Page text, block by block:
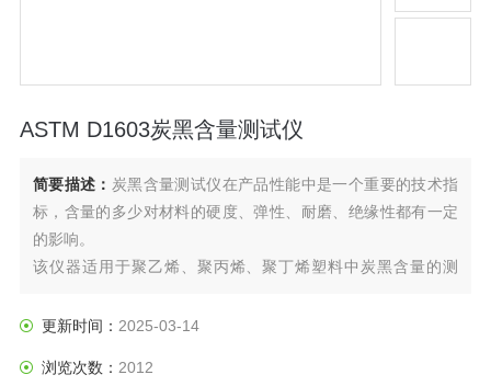
ASTM D1603炭黑含量测试仪
简要描述： 炭黑含量测试仪在产品性能中是一个重要的技术指
标，含量的多少对材料的硬度、弹性、耐磨、绝缘性都有一定
的影响。
该仪器适用于聚乙烯、聚丙烯、聚丁烯塑料中炭黑含量的测
炭黑的测试是通过试样在氮气保护下，高温分解后的重量分析
该仪器具有使用方便，操作简单，工作可靠，测量准确，自动
更新时间： 2025-03-14
浏览次数： 2012